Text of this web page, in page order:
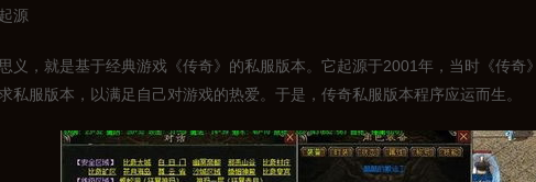
源
义，就是基于经典游戏《传奇》的私服版本。它起源于2001年，当时《传奇
私服版本，以满足自己对游戏的热爱。于是，传奇私服版本程序应运而生。